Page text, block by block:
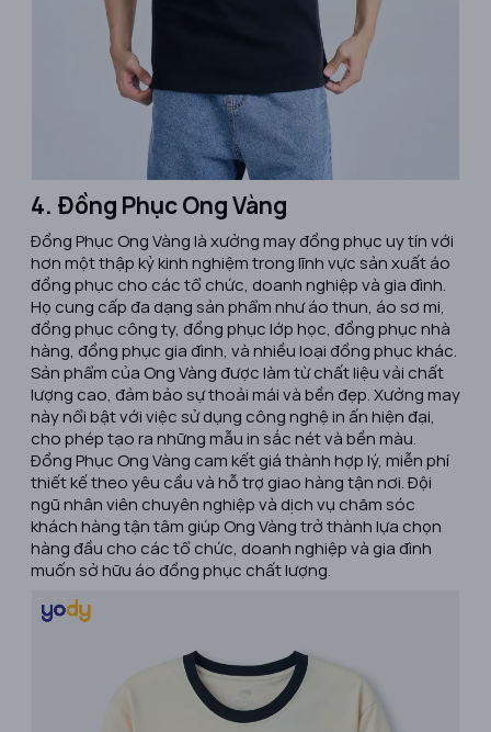
4. Đồng Phục Ong Vàng
​Đồng Phục Ong Vàng là xưởng may đồng phục uy tín với
hơn một thập kỷ kinh nghiệm trong lĩnh vực sản xuất áo
đồng phục cho các tổ chức, doanh nghiệp và gia đình.
Họ cung cấp đa dạng sản phẩm như áo thun, áo sơ mi,
đồng phục công ty, đồng phục lớp học, đồng phục nhà
hàng, đồng phục gia đình, và nhiều loại đồng phục khác.
Sản phẩm của Ong Vàng được làm từ chất liệu vải chất
lượng cao, đảm bảo sự thoải mái và bền đẹp. Xưởng may
này nổi bật với việc sử dụng công nghệ in ấn hiện đại,
cho phép tạo ra những mẫu in sắc nét và bền màu.
Đồng Phục Ong Vàng cam kết giá thành hợp lý, miễn phí
thiết kế theo yêu cầu và hỗ trợ giao hàng tận nơi. Đội
ngũ nhân viên chuyên nghiệp và dịch vụ chăm sóc
khách hàng tận tâm giúp Ong Vàng trở thành lựa chọn
hàng đầu cho các tổ chức, doanh nghiệp và gia đình
muốn sở hữu áo đồng phục chất lượng. ​